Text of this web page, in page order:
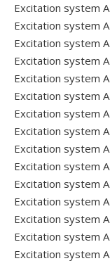
Excitation system
Excitation system
Excitation system
Excitation system
Excitation system
Excitation system
Excitation system
Excitation system
Excitation system
Excitation system
Excitation system
Excitation system
Excitation system
Excitation system
Excitation system